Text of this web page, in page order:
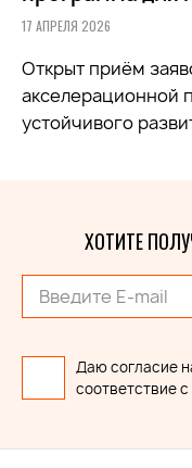
17 АПРЕЛЯ 2026
Открыт приём
акселерационной
устойчивого
ХОТИТЕ
Даю согласие
соответствие с